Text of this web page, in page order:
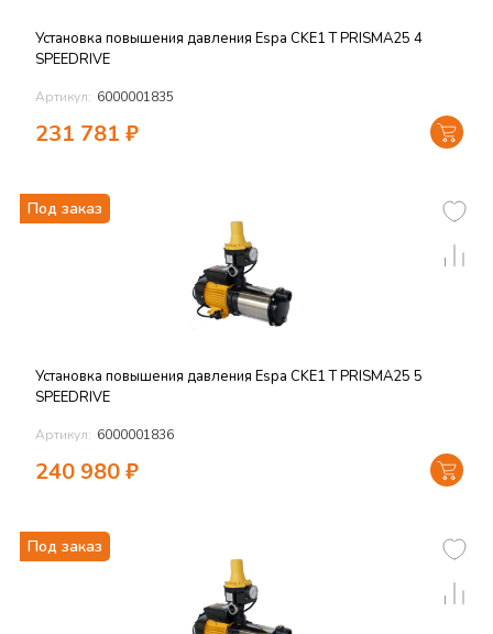
Установка повышения давления Espa CKE1 T PRISMA25 4
SPEEDRIVE
Артикул: 6000001835
231 781 ₽
Под заказ
Установка повышения давления Espa CKE1 T PRISMA25 5
SPEEDRIVE
Артикул: 6000001836
240 980₽
Под заказ